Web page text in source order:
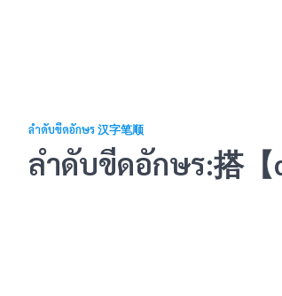
ลำดับขีดอักษร 汉字笔顺
ลำดับขีดอักษร:搭【